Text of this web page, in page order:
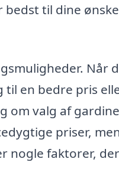
bedst til dine
Når
til en bedre pris
om valg af
priser,
nogle faktorer, der